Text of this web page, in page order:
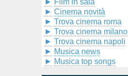
► Film in sala
► Cinema novità
► Trova cinema roma
► Trova cinema milano
► Trova cinema napoli
► Musica news
► Musica top songs